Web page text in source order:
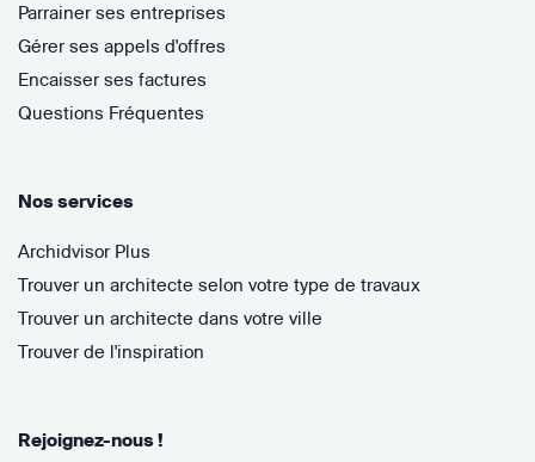
Parrainer ses entreprises
Gérer ses appels d'offres
Encaisser ses factures
Questions Fréquentes
Nos services
Archidvisor Plus
Trouver un architecte selon votre type de travaux
Trouver un architecte dans votre ville
Trouver de l'inspiration
Rejoignez-nous !